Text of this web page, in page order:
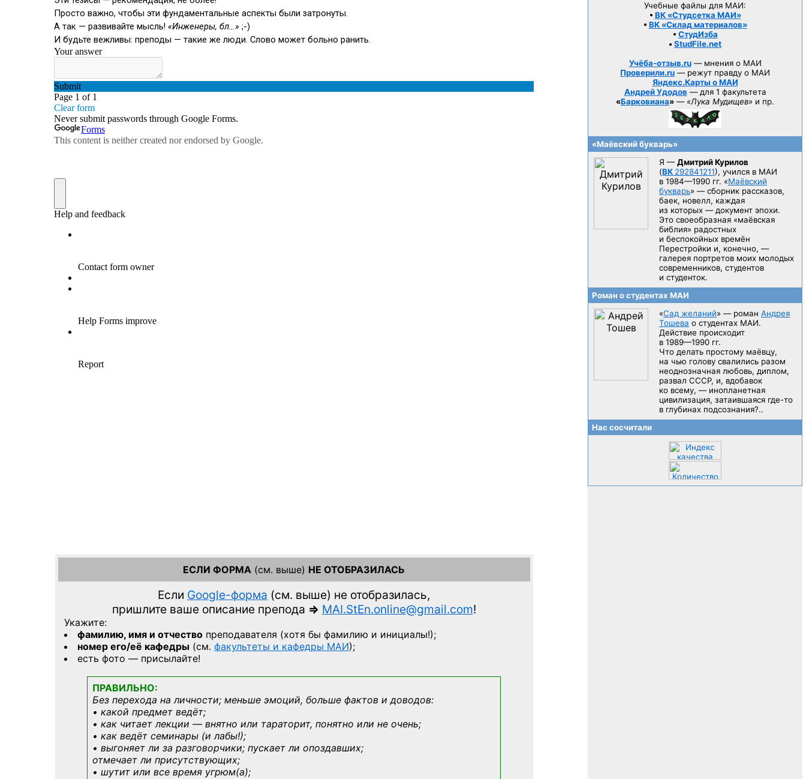
ЕСЛИ ФОРМА (см. выше) НЕ ОТОБРАЗИЛАСЬ
Если Google-форма (см. выше) не отобразилась,
пришлите ваше описание препода => MAI.StEn.online@gmail.com!
Укажите:
фамилию, имя и отчествопреподавателя (хотя бы фамилию и инициалы!);
номер его/её кафедры(см. факультеты и кафедры МАИ);
есть фото — присылайте!
ПРАВИЛЬНО:
Без перехода на личности; меньше эмоций, больше фактов и доводов:
• какой предмет ведёт;
• как читает лекции — внятно или тараторит, понятно или не очень;
• как ведёт семинары (и лабы!);
• выгоняет ли за разговорчики; пускает ли опоздавших;
отмечает ли присутствующих;
• шутит или все время угрюм(а);
Учебные файлы для МАИ:
• ВК «Студсетка МАИ»
• ВК «Склад материалов»
• СтудИзба
• StudFile.net
Учёба-отзыв.ru— мнения о МАИ
Проверили.ru — режут правду о МАИ
Яндекс.Карты о МАИ
Андрей Удодов — для 1 факультета
«Барковиана» — «Лука Мудищев» и пр.
«Маёвский букварь»
Я —Дмитрий Курилов
(ВК 292841211), учился в МАИ
в 1984—1990 гг. «Маёвский
букварь» — сборник рассказов,
баек, новелл, каждая
из которых — документ эпохи.
Это своеобразная «маёвская
библия» радостных
и беспокойных времён
Перестройки и, конечно, —
галерея портретов моих молодых
современников, студентов
и студенток.
Роман о студентах МАИ
«Сад желаний» — роман Андрея
Тошева о студентах МАИ.
Действие происходит
в 1989—1990 гг.
Что делать простому маёвцу,
на чью голову свалились разом
неоднозначная любовь, диплом,
развал CCCP, и, вдобавок
ко всему, — инопланетная
цивилизация, затаившаяся где-то
в глубинах подсознания?..
Нас сосчитали